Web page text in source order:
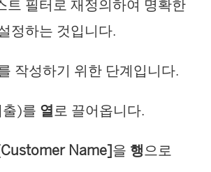
트 필터로 재정의하여 명확한
정하는 것입니다.
작성하기 위한 단계입니다.
)를 열 로 끌어옵니다.
Name]을 행 으로